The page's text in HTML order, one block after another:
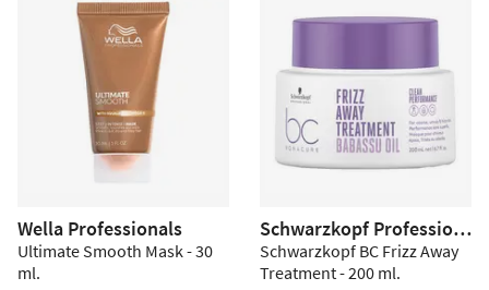
Wella Professionals
Ultimate Smooth Mask - 30
ml.
Schwarzkopf Profession
al
Schwarzkopf BC Frizz Away
Treatment - 200 ml.